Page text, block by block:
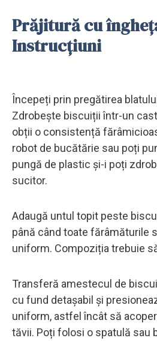
Prăjitură cu
Instrucțiuni
Începeți prin pregătirea
Zdrobește biscuiții într-un
obții o consistență
robot de bucătărie sau poți
pungă de plastic și-i poți
sucitor.
Adaugă untul topit peste
până când toate fărâmăturile
uniform. Compoziția trebuie
Transferă amestecul de
cu fund detașabil și
uniform, astfel încât să
tăvii. Poți folosi o spatulă sau